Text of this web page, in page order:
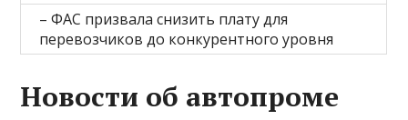
– ФАС призвала снизить плату для
перевозчиков до конкурентного уровня
Новости об автопроме